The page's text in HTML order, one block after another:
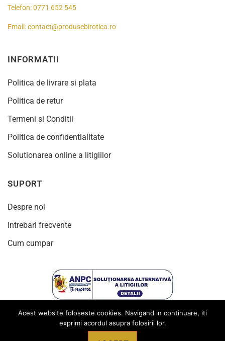
Telefon:0771 652 545
Email:contact@produsebirotica.ro
INFORMATII
Politica de livrare si plata
Politica de retur
Termeni si Conditii
Politica de confidentialitate
Solutionarea online a litigiilor
SUPORT
Despre noi
Intrebari frecvente
Cum cumpar
Acest website foloseste cookies. Navigand in continuare, iti
exprimi acordul asupra folosirii lor.